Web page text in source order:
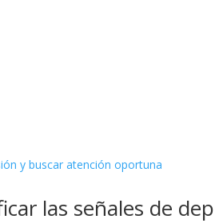
las señales de